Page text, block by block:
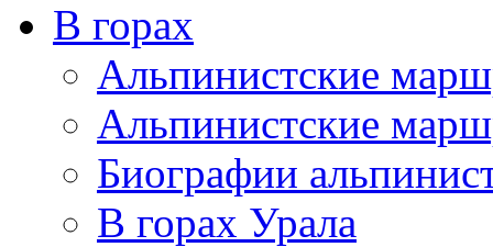
В горах
Альпинистские
Альпинистские
Биографии
В горах Урала